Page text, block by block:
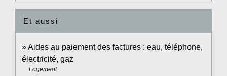
Et aussi
Aides au paiement des factures : eau, téléphone,
électricité, gaz
Logement